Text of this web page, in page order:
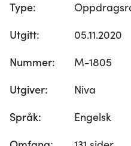
Type:
Utgitt:
05.11.2020
Nummer:
M-1805
Utgiver:
Niva
Språk:
Engelsk